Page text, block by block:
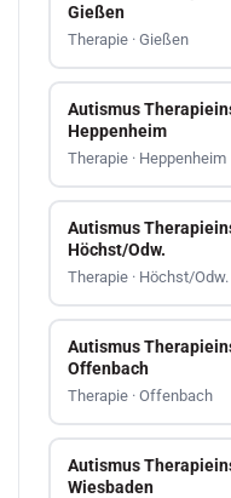
Gießen
Therapie · Gießen
Autismus
Heppenheim
Therapie · Heppenheim
Autismus
Höchst/Odw.
Therapie · Höchst/Odw.
Autismus
Offenbach
Therapie · Offenbach
Autismus
Wiesbaden